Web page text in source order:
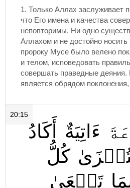
1. Только Аллах заслуживает
что Его имена и качества
неповторимы. Ни одно
Аллахом и не достойно
пророку Мусе было велено
и телом, исповедовать
совершать праведные деяния.
является обрядом поклонения,
20:15
ءَاتِيَةٌ
أَكَادُ
كُلُّ
تَسۡعَىٰ